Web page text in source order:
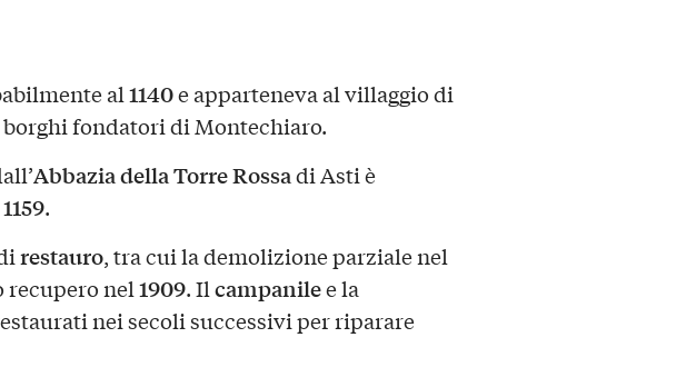
al1140e apparteneva al villaggio di
fondatori di Montechiaro.
Abbazia della Torre Rossadi Asti è
1159.
restauro, tra cui la demolizione parziale nel
recupero nel1909. Ilcampanilee la
nei secoli successivi per riparare